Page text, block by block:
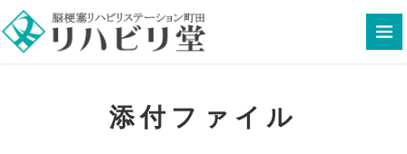
添付ファイル